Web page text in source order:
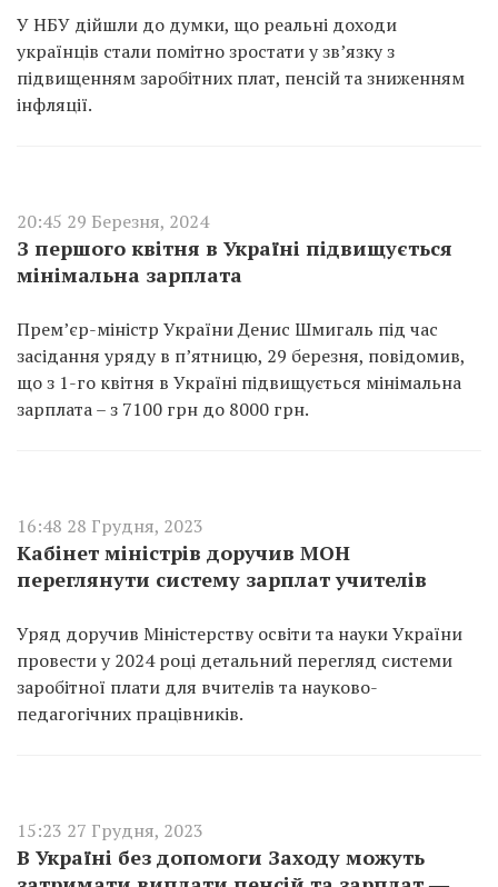
У НБУ дійшли до думки, що реальні доходи
українців стали помітно зростати у зв’язку з
підвищенням заробітних плат, пенсій та зниженням
інфляції.
20:45 29 Березня, 2024
З першого квітня в Україні підвищується
мінімальна зарплата
Прем’єр-міністр України Денис Шмигаль під час
засідання уряду в п’ятницю, 29 березня, повідомив,
що з 1-го квітня в Україні підвищується мінімальна
зарплата – з 7100 грн до 8000 грн.
16:48 28 Грудня, 2023
Кабінет міністрів доручив МОН
переглянути систему зарплат учителів
Уряд доручив Міністерству освіти та науки України
провести у 2024 році детальний перегляд системи
заробітної плати для вчителів та науково-
педагогічних працівників.
15:23 27 Грудня, 2023
В Україні без допомоги Заходу можуть